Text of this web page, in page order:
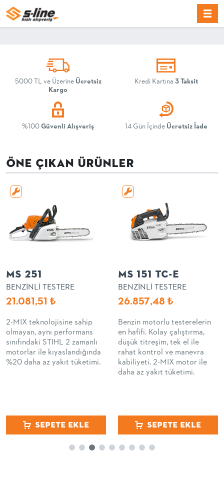
5000TL ve Üzerine Ücretsiz
Kargo
Kredi Kartına 3 Taksit
%100Güvenli Alışveriş 14 Gün İçinde Ücretsiz İade
ÖNE ÇIKAN ÜRÜNLER
MS 251
BENZİNLİ TESTERE
21.081,51 ₺
2-MIX teknolojisine sahip
olmayan, aynı performans
sınıfındaki STIHL 2 zamanlı
motorlar ile kıyaslandığında
%20 daha az yakıt tüketimi.
Sepete Ekle
MS 151 TC-E
BENZİNLİ TESTERE
26.857,48 ₺
Benzin motorlu testerelerin
en hafifi. Kolay çalıştırma,
düşük titreşim, tek el ile
rahat kontrol ve manevra
kabiliyeti. 2-MIX motor ile
daha az yakıt tüketimi.
Sepete Ekle